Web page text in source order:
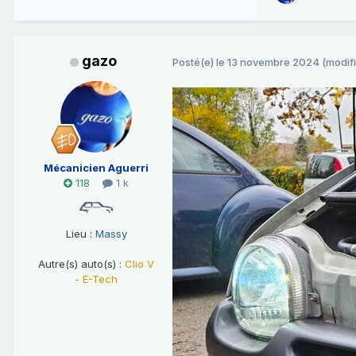
gazo
Mécanicien Aguerri
118
1 k
Lieu : Massy
Autre(s) auto(s) : Clio V
- E-Tech
Posté(e) le 13 novembre 2024